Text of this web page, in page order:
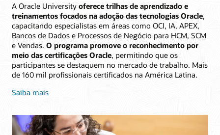
A Oracle University oferece trilhas de aprendizado e
treinamentos focados na adoção das tecnologias Oracle,
capacitando especialistas em áreas como OCI, IA, APEX,
Bancos de Dados e Processos de Negócio para HCM, SCM
e Vendas. O programa promove o reconhecimento por
meio das certificações Oracle, permitindo que os
participantes se destaquem no mercado de trabalho. Mais
de 160 mil profissionais certificados na América Latina.
Saiba mais